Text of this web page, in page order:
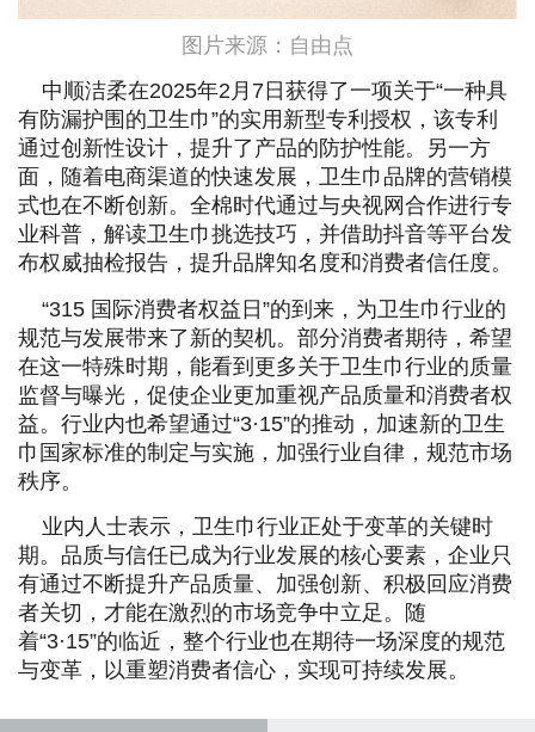
图片来源：自由点
中顺洁柔在2025年2月7日获得了一项关于“一种具
有防漏护围的卫生巾”的实用新型专利授权，该专利
通过创新性设计，提升了产品的防护性能。另一方
面，随着电商渠道的快速发展，卫生巾品牌的营销模
式也在不断创新。全棉时代通过与央视网合作进行专
业科普，解读卫生巾挑选技巧，并借助抖音等平台发
布权威抽检报告，提升品牌知名度和消费者信任度。
“315 国际消费者权益日”的到来，为卫生巾行业的
规范与发展带来了新的契机。部分消费者期待，希望
在这一特殊时期，能看到更多关于卫生巾行业的质量
监督与曝光，促使企业更加重视产品质量和消费者权
益。行业内也希望通过“3·15”的推动，加速新的卫生
巾国家标准的制定与实施，加强行业自律，规范市场
秩序。
业内人士表示，卫生巾行业正处于变革的关键时
期。品质与信任已成为行业发展的核心要素，企业只
有通过不断提升产品质量、加强创新、积极回应消费
者关切，才能在激烈的市场竞争中立足。随
着“3·15”的临近，整个行业也在期待一场深度的规范
与变革，以重塑消费者信心，实现可持续发展。